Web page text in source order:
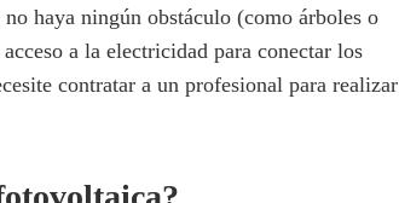
haya ningún obstáculo (como árboles o
a la electricidad para conectar los
contratar a un profesional para realizar